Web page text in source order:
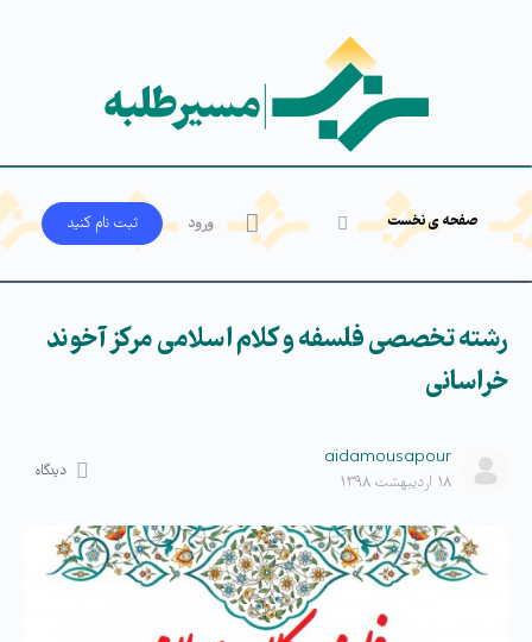
صفحه ی نخست ورود ثبت‌ نام کنید
رشته تخصصی فلسفه و کلام اسلامی مرکز آخوند
خراسانی
aidamousapour
۱۸ اردیبهشت ۱۳۹۸
دیدگاه